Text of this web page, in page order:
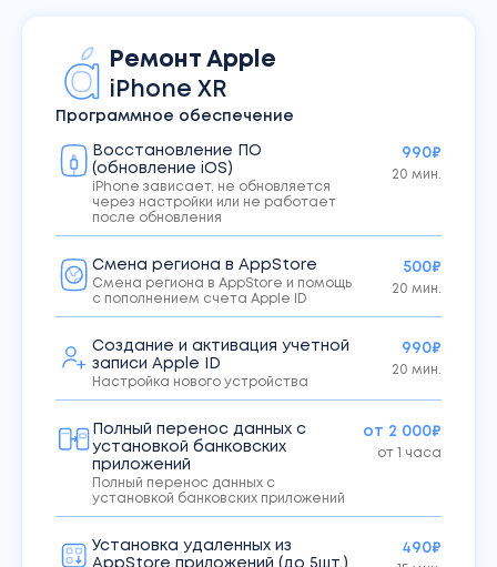
Ремонт Apple
iPhone XR
Программное обеспечение
Восстановление ПО
(обновление iOS)
iPhone зависает, не обновляется
через настройки или не работает
после обновления
990₽
20 мин.
Смена региона в AppStore
Смена региона в AppStore и помощь
с пополнением счета Apple ID
500₽
20 мин.
Создание и активация учетной
записи Apple ID
Настройка нового устройства
990₽
20 мин.
Полный перенос данных с
установкой банковских
приложений
Полный перенос данных с
установкой банковских приложений
от 2 000₽
от 1 часа
Установка удаленных из
AppStore приложений (до 5шт.)
490₽